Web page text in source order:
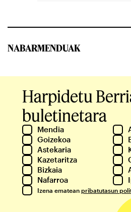
NABARMENDUAK
Harpidetu
buletinetara
Mendia
Goizekoa
Astekaria
Kazetaritza
Bizkaia
Nafarroa
Izena ematean pribatutasun